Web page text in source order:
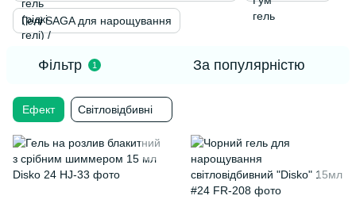
Гелі SAGA для нарощування
Фільтр 1 За популярністю
Ефект Світловідбивні